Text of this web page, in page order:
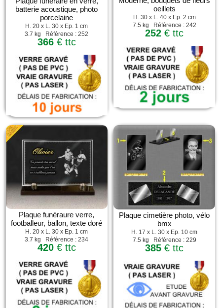
batterie acoustique, photo
porcelaine
H. 20 x L. 30 x Ep. 1 cm
3.7 kg Référence : 252
366€ ttc
oeillets
H. 30 x L. 40 x Ep. 2 cm
7.5 kg Référence : 242
252 € ttc
Plaque funéraure verre,
footballeur, ballon, texte doré
H. 20 x L. 30 x Ep. 1 cm
3.7 kg Référence : 234
420€ ttc
Plaque cimetière photo, vélo
bmx
H. 17 x L. 30 x Ep. 10 cm
7.5 kg Référence : 229
385 € ttc